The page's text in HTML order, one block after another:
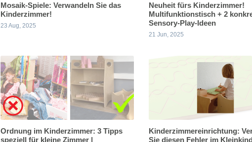
Mosaik-Spiele: Verwandeln Sie das
Kinderzimmer!
23 Aug, 2025
Neuheit fürs Kinderzimmer!
Multifunktionstisch + 2
Sensory-Play-Ideen
21 Jun, 2025
Ordnung im Kinderzimmer: 3 Tipps
speziell für kleine Zimmer |
Kinderzimmereinrichtung:
Sie diesen Fehler im